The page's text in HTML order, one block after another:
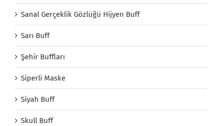
Sanal Gerçeklik Gözlüğü Hijyen Buff
Sarı Buff
Şehir Buffları
Siperli Maske
Siyah Buff
Skull Buff